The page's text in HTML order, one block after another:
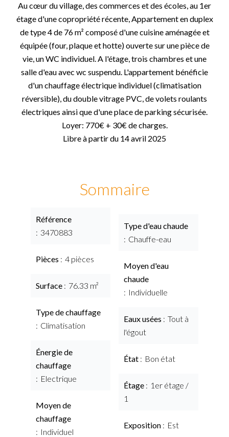
Au cœur du village, des commerces et des écoles, au 1er
étage d'une copropriété récente, Appartement en duplex
de type 4 de 76 m² composé d'une cuisine aménagée et
équipée (four, plaque et hotte) ouverte sur une pièce de
vie, un WC individuel. A l'étage, trois chambres et une
salle d'eau avec wc suspendu. L'appartement bénéficie
d'un chauffage électrique individuel (climatisation
réversible), du double vitrage PVC, de volets roulants
électriques ainsi que d'une place de parking sécurisée.
Loyer: 770€ + 30€ de charges.
Libre à partir du 14 avril 2025
Sommaire
Référence
3470883
Pièces 4 pièces
Surface 76.33 m²
Type de chauffage
Climatisation
Énergie de
chauffage
Electrique
Moyen de
chauffage
Individuel
Type d'eau chaude
Chauffe-eau
Moyen d'eau
chaude
Individuelle
Eaux usées
Tout à
l'égout
État Bon état
Étage
1er étage /
1
Exposition Est